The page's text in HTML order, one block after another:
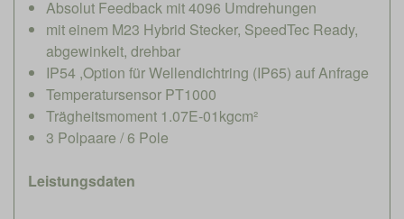
Absolut Feedback mit 4096 Umdrehungen
mit einem M23 Hybrid Stecker, SpeedTec Ready,
abgewinkelt, drehbar
IP54 ,Option für Wellendichtring (IP65) auf Anfrage
Temperatursensor PT1000
Trägheitsmoment 1.07E-01kgcm²
3 Polpaare / 6 Pole
Leistungsdaten